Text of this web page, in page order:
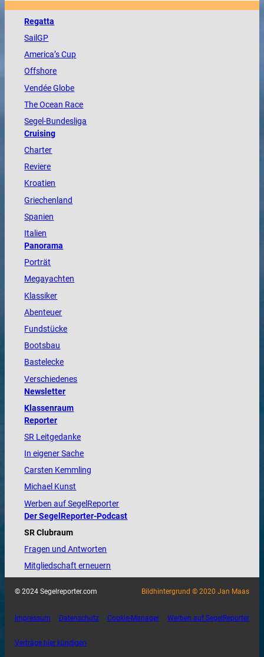
Regatta
SailGP
America’s Cup
Offshore
VendéeGlobe
TheOcean Race
Segel-Bundesliga
Cruising
Charter
Reviere
Kroatien
Griechenland
Spanien
Italien
Panorama
Porträt
Megayachten
Klassiker
Abenteuer
Fundstücke
Bootsbau
Bastelecke
Verschiedenes
Newsletter
Klassenraum
Reporter
SR Leitgedanke
In eigener Sache
Carsten Kemmling
Michael Kunst
Werben auf SegelReporter
Der SegelReporter-Podcast
SR Clubraum
Fragen und Antworten
Mitgliedschaft erneuern
© 2024 Segelreporter.com Bildhintergrund © 2020 Jan Maas
Impressum Datenschutz Cookie-Manager Werben auf SegelReporter
Verträge hier kündigen